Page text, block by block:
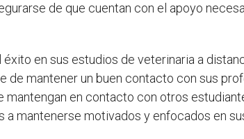
de que cuentan con el apoyo
en sus estudios de veterinaria a
de mantener un buen contacto con sus
en contacto con otros
mantenerse motivados y enfocados en